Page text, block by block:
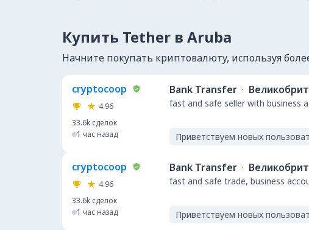
Купить Tether в Aruba
Начните покупать криптовалюту, используя
cryptocoop
4.96
33.6k сделок
1 час назад
Bank Transfer ·
fast and safe seller with business
Приветствуем новых
cryptocoop
4.96
33.6k сделок
1 час назад
Bank Transfer ·
fast and safe trade, business
Приветствуем новых